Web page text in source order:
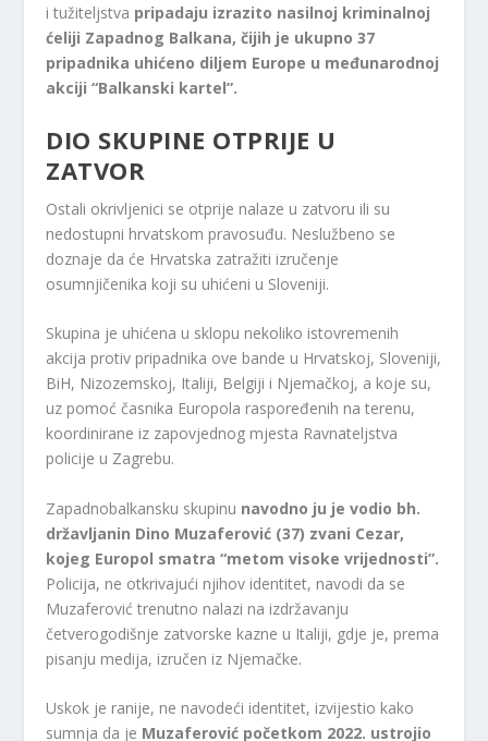
i tužiteljstva pripadaju izrazito nasilnoj kriminalnoj
ćeliji Zapadnog Balkana, čijih je ukupno 37
pripadnika uhićeno diljem Europe u međunarodnoj
akciji “Balkanski kartel”.
DIO SKUPINE OTPRIJE U
ZATVOR
Ostali okrivljenici se otprije nalaze u zatvoru ili su
nedostupni hrvatskom pravosuđu. Neslužbeno se
doznaje da će Hrvatska zatražiti izručenje
osumnjičenika koji su uhićeni u Sloveniji.
Skupina je uhićena u sklopu nekoliko istovremenih
akcija protiv pripadnika ove bande u Hrvatskoj, Sloveniji,
BiH, Nizozemskoj, Italiji, Belgiji i Njemačkoj, a koje su,
uz pomoć časnika Europola raspoređenih na terenu,
koordinirane iz zapovjednog mjesta Ravnateljstva
policije u Zagrebu.
Zapadnobalkansku skupinu navodno ju je vodio bh.
državljanin Dino Muzaferović (37) zvani Cezar,
kojeg Europol smatra “metom visoke vrijednosti”.
Policija, ne otkrivajući njihov identitet, navodi da se
Muzaferović trenutno nalazi na izdržavanju
četverogodišnje zatvorske kazne u Italiji, gdje je, prema
pisanju medija, izručen iz Njemačke.
Uskok je ranije, ne navodeći identitet, izvijestio kako
sumnja da je Muzaferović početkom 2022. ustrojio